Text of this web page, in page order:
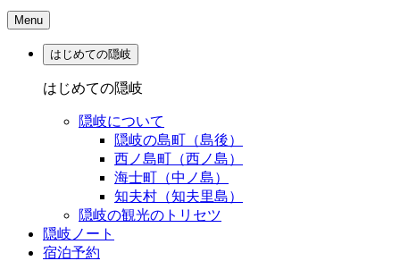
Menu
はじめての隠岐
はじめての隠岐
隠岐について
隠岐の島町（島後）
西ノ島町（西ノ島）
海士町（中ノ島）
知夫村（知夫里島）
隠岐の観光のトリセツ
隠岐ノート
宿泊予約